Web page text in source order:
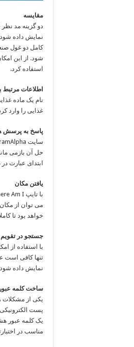
مقایسه
کامل دو غول
شود. از این
استفاده کرد.
اطلاعات مرتبط
نام یک ماده
غذایی را وارد
پاسخ به پرسش
ابتدای عبارت
یافتن مکان
خواهد بود تا
جستجو در تقویم
با استفاده از
نمایش داده
ساخت کلمه
یکی از مشکلات
مناسب در